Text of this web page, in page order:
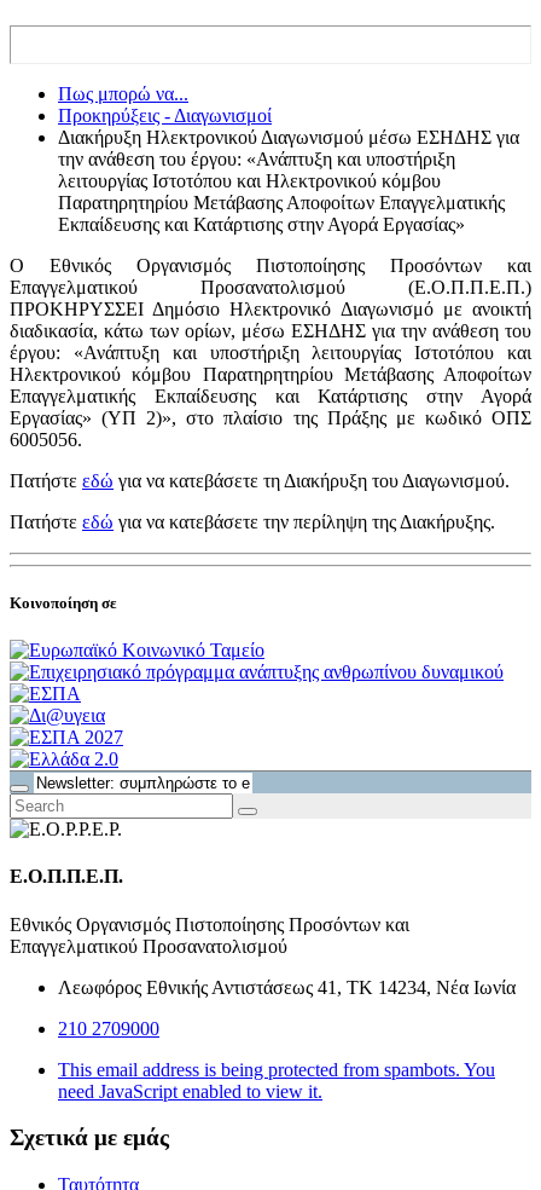
Πως μπορώ να...
Προκηρύξεις - Διαγωνισμοί
Διακήρυξη Ηλεκτρονικού Διαγωνισμού μέσω ΕΣΗΔΗΣ για
την ανάθεση του έργου: «Ανάπτυξη και υποστήριξη
λειτουργίας Ιστοτόπου και Ηλεκτρονικού κόμβου
Παρατηρητηρίου Μετάβασης Αποφοίτων Επαγγελματικής
Εκπαίδευσης και Κατάρτισης στην Αγορά Εργασίας»
O Εθνικός Οργανισμός Πιστοποίησης Προσόντων και
Επαγγελματικού Προσανατολισμού (Ε.Ο.Π.Π.Ε.Π.)
ΠΡΟΚΗΡΥΣΣΕΙ Δημόσιο Ηλεκτρονικό Διαγωνισμό με ανοικτή
διαδικασία, κάτω των ορίων, μέσω ΕΣΗΔΗΣ για την ανάθεση του
έργου: «Ανάπτυξη και υποστήριξη λειτουργίας Ιστοτόπου και
Ηλεκτρονικού κόμβου Παρατηρητηρίου Μετάβασης Αποφοίτων
Επαγγελματικής Εκπαίδευσης και Κατάρτισης στην Αγορά
Εργασίας» (ΥΠ 2)», στο πλαίσιο της Πράξης με κωδικό ΟΠΣ
6005056.
Πατήστε εδώ για να κατεβάσετε τη Διακήρυξη του Διαγωνισμού.
Πατήστε εδώ για να κατεβάσετε την περίληψη της Διακήρυξης.
Κοινοποίηση σε
Ε.Ο.Π.Π.Ε.Π.
Εθνικός Οργανισμός Πιστοποίησης Προσόντων και
Επαγγελματικού Προσανατολισμού
Λεωφόρος Εθνικής Αντιστάσεως 41, ΤΚ 14234, Νέα Ιωνία
210 2709000
This email address is being protected from spambots. You
need JavaScript enabled to view it.
Σχετικά με εμάς
Ταυτότητα